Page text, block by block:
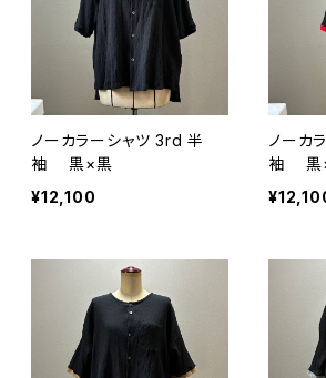
ノーカラーシャツ 3rd 半
袖 黒×黒
¥12,100
ノーカ
袖 黒